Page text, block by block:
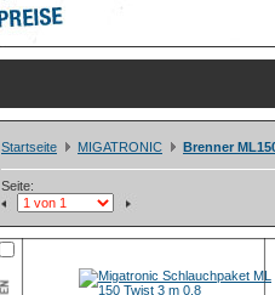
Startseite MIGATRONIC Brenner
Seite: